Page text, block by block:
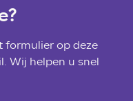
formulier op deze
Wij helpen u snel